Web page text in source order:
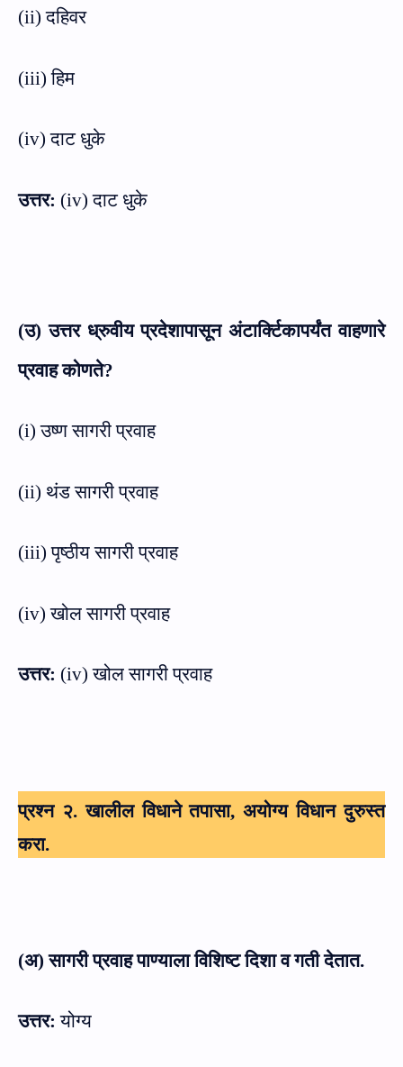
(ii)दहिवर
(iii)हिम
(iv)दाट धुके
उत्तर: (iv)दाट धुके
(उ) उत्तर ध्रुवीय प्रदेशापासून अंटार्क्टिकापर्यंत वाहणारे
प्रवाह कोणते?
(i)उष्ण सागरी प्रवाह
(ii) थंड सागरी प्रवाह
(iii)पृष्ठीय सागरी प्रवाह
(iv)खोल सागरी प्रवाह
उत्तर: (iv)खोल सागरी प्रवाह
प्रश्न २. खालील विधाने तपासा,अयोग्य विधान दुरुस्त
करा.
(अ) सागरी प्रवाह पाण्याला विशिष्ट दिशा व गती देतात.
उत्तर: योग्य